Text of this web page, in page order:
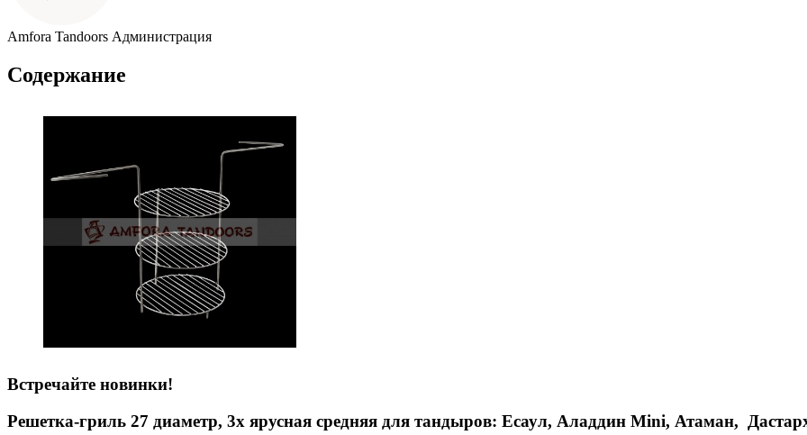
Amfora Tandoors Администрация
Содержание
Встречайте новинки!
Решетка-гриль 27 диаметр, 3х ярусная средняя для тандыров: Есаул, Аладдин Mini, Атаман,